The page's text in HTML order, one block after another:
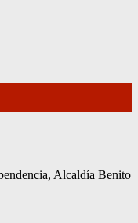
Alcaldía Benito